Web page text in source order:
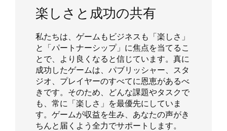
楽しさと成功の共有
私たちは、ゲームもビジネスも「楽しさ」
と「パートナーシップ」に焦点を当てるこ
とで、より良くなると信じています。真に
成功したゲームは、パブリッシャー、スタ
ジオ、プレイヤーのすべてに恩恵があるべ
きです。そのため、どんな課題やタスクで
も、常に「楽しさ」を最優先にしていま
す。ゲームが収益を生み、あなたの声がき
ちんと届くよう全力でサポートします。